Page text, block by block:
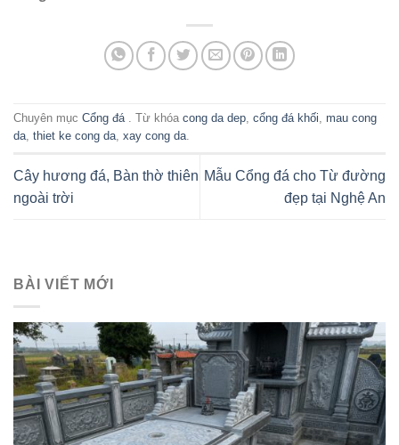
Chuyên mục Cổng đá. Từ khóa cong da dep, cổng đá khối, mau cong
da, thiet ke cong da, xay cong da.
Cây hương đá, Bàn thờ thiên
ngoài trời
Mẫu Cổng đá cho Từ đường
đẹp tại Nghệ An
BÀI VIẾT MỚI